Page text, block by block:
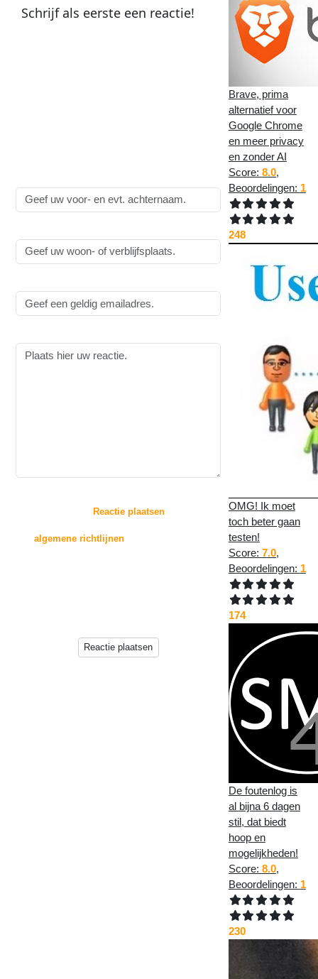
Schrijf als eerste een reactie!
Door op de knop "Reactie plaatsen
algemene richtlijnenvoor het plaatsen van
Reactie plaatsen
Brave, prima
alternatief voor
Google Chrome
en meer privacy
en zonder AI
Score: 8.0,
Beoordelingen: 1
248
OMG! Ik moet
toch beter gaan
testen!
Score: 7.0,
Beoordelingen: 1
174
De foutenlog is
al bijna 6 dagen
stil, dat biedt
hoop en
mogelijkheden!
Score: 8.0,
Beoordelingen: 1
230